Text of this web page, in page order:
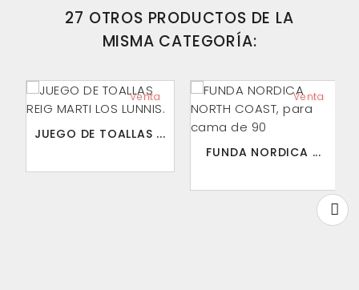
27 OTROS PRODUCTOS DE LA
MISMA CATEGORÍA:
Venta
JUEGO DE TOALLAS ...
Venta
FUNDA NORDICA ...